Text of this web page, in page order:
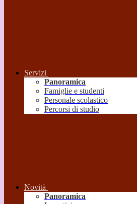
Servizi
Panoramica
Famiglie e studenti
Personale scolastico
Percorsi di studio
Novità
Panoramica